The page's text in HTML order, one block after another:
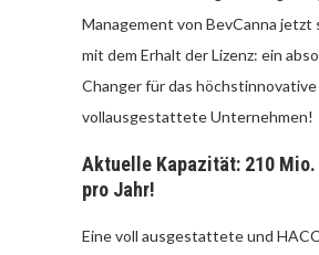
Management von BevCanna jetzt
mit dem Erhalt der Lizenz: ein
Changer für das höchstinnovative
vollausgestattete Unternehmen!
Aktuelle Kapazität: 210 Mio.
pro Jahr!
Eine voll ausgestattete und